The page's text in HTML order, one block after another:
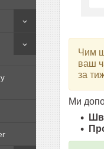
Чим
ваш
за
Ми